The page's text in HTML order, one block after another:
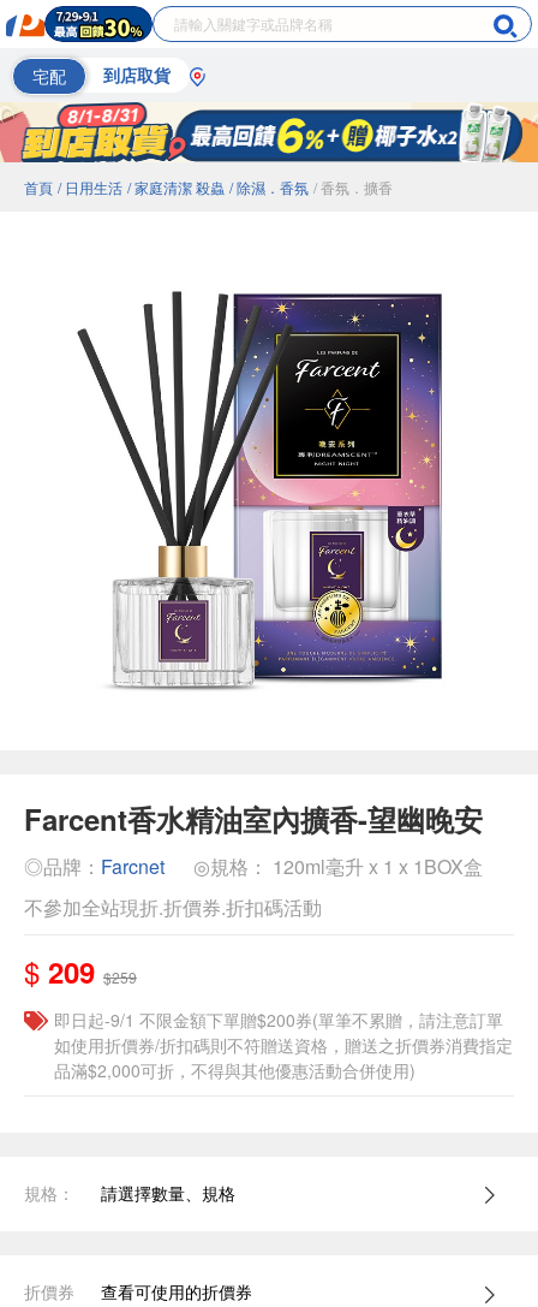
宅配 到店取貨
首頁 / 日用生活 / 家庭清潔 殺蟲 / 除濕．香氛 / 香氛．擴香
Farcent香水精油室內擴香-望幽晚安
◎品牌： Farcnet
◎規格： 120ml毫升 x 1 x 1BOX盒
不參加全站現折.折價券.折扣碼活動
$ 209 $259
即日起-9/1 不限金額下單贈$200券(單筆不累贈，請注意訂單
如使用折價券/折扣碼則不符贈送資格，贈送之折價券消費指定
品滿$2,000可折，不得與其他優惠活動合併使用)
規格： 請選擇數量、規格
折價券 查看可使用的折價券